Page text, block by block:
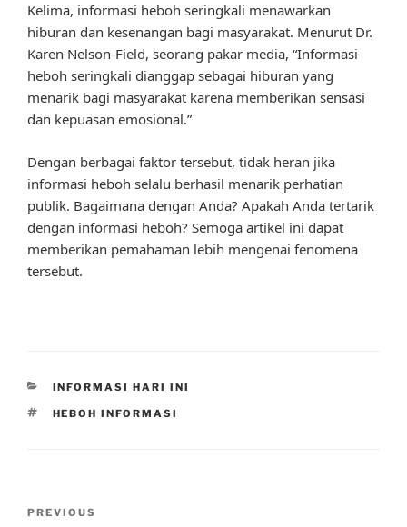
Kelima, informasi heboh seringkali menawarkan
hiburan dan kesenangan bagi masyarakat. Menurut Dr.
Karen Nelson-Field, seorang pakar media, “Informasi
heboh seringkali dianggap sebagai hiburan yang
menarik bagi masyarakat karena memberikan sensasi
dan kepuasan emosional.”
Dengan berbagai faktor tersebut, tidak heran jika
informasi heboh selalu berhasil menarik perhatian
publik. Bagaimana dengan Anda? Apakah Anda tertarik
dengan informasi heboh? Semoga artikel ini dapat
memberikan pemahaman lebih mengenai fenomena
tersebut.
CATEGORIES
INFORMASI HARI INI
TAGS
HEBOH INFORMASI
Previous
PREVIOUS